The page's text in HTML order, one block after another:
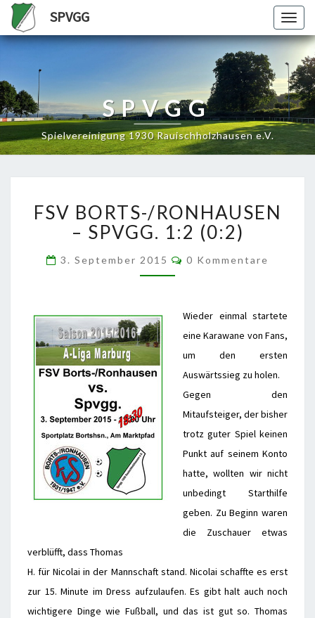
SPVGG
SPVGG
Spielvereinigung 1930 Rauischholzhausen e.V.
BORTS-/RONHAUSEN
SPVGG.
1:2
(0:2)
FSV BORTS-/RONHAUSEN
– SPVGG. 1:2 (0:2)
3. September 2015 Kommentare
0 Kommentare
Wieder einmal startete
eine Karawane von Fans,
um den ersten
Auswärtssieg zu holen.
Gegen den
Mitaufsteiger, der bisher
trotz guter Spiel keinen
Punkt auf seinem Konto
hatte, wollten wir nicht
unbedingt Starthilfe
geben. Zu Beginn waren
die Zuschauer etwas
verblüfft, dass Thomas
H. für Nicolai in der Mannschaft stand. Nicolai schaffte es erst
zur 15. Minute im Dress aufzulaufen. Es gibt halt auch noch
wichtigere Dinge wie Fußball, und das ist gut so. Thomas